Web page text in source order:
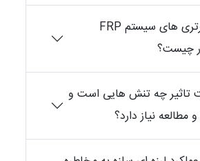
ویژگی ها و برتری های سیستم FRP
تاثیر چه تنش هایی است و
مطالعه نیاز دارد؟